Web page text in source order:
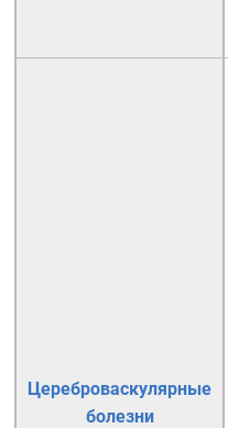
Цереброваскулярные
болезни